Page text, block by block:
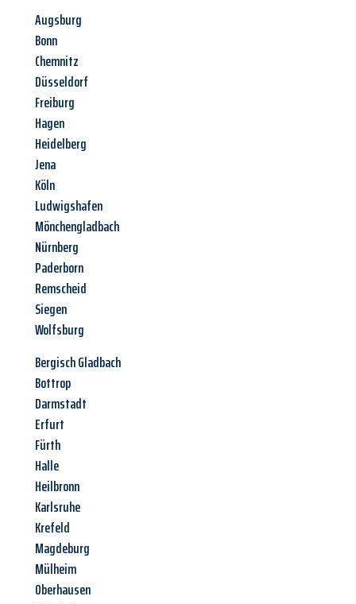
Augsburg
Bonn
Chemnitz
Düsseldorf
Freiburg
Hagen
Heidelberg
Jena
Köln
Ludwigshafen
Mönchengladbach
Nürnberg
Paderborn
Remscheid
Siegen
Wolfsburg
Bergisch Gladbach
Bottrop
Darmstadt
Erfurt
Fürth
Halle
Heilbronn
Karlsruhe
Krefeld
Magdeburg
Mülheim
Oberhausen